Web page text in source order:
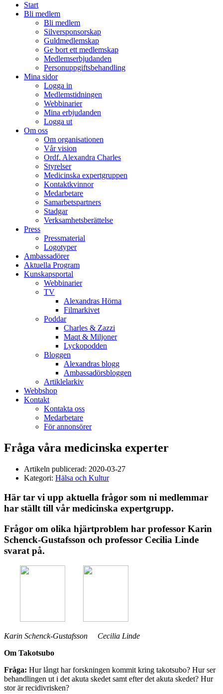
Start
Bli medlem
Bli medlem
Silversponsorskap
Guldmedlemskap
Ge bort ett medlemskap
Medlemserbjudanden
Personuppgiftsbehandling
Mina sidor
Logga in
Medlemstidningen
Webbinarier
Mina erbjudanden
Logga ut
Om oss
Om organisationen
Vår vision
Ordf. Alexandra Charles
Styrelser
Medicinska expertgruppen
Kontaktkvinnor
Medarbetare
Samarbetspartners
Stadgar
Verksamhetsberättelse
Press
Pressmaterial
Logotyper
Ambassadörer
Aktuella Program
Kunskapsportal
Webbinarier
TV
Alexandras Hörna
Filmarkivet
Poddar
Charles & Zazzi
Maqt & Miljoner
Lyckopodden
Bloggen
Alexandras blogg
Ambassadörsbloggen
Artiklelarkiv
Webbshop
Kontakt
Kontakta oss
Medarbetare
För annonsörer
Fråga våra medicinska experter
Artikeln publicerad: 2020-03-27
Kategori: Hälsa och Kultur
Här tar vi upp aktuella frågor som ni medlemmar
har ställt till vår medicinska expertgrupp.
Frågor om olika hjärtproblem har professor Karin
Schenck-Gustafsson och professor Cecilia Linde
svarat på.
Karin Schenck-Gustafsson Cecilia Linde
Om Takotsubo
Fråga: Hur långt har forskningen kommit kring takotsubo? Hur ser
behandlingen ut i det akuta skedet samt efter det akuta skedet? Hur
stor är recidivrisken?